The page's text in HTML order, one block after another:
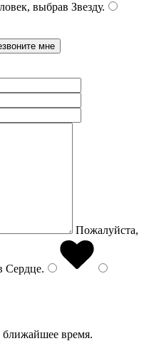
выбрав Звезду.
Пожалуйста,
Сердце.
время.